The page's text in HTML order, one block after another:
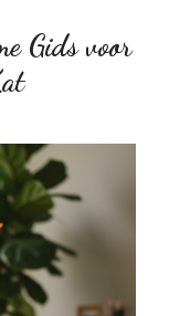
Gids voor